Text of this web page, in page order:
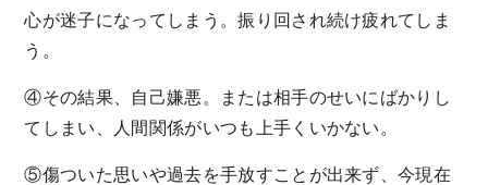
心が迷子になってしまう。振り回され続け疲れてしま
う。
④その結果、自己嫌悪。または相手のせいにばかりし
てしまい、人間関係がいつも上手くいかない。
⑤傷ついた思いや過去を手放すことが出来ず、今現在